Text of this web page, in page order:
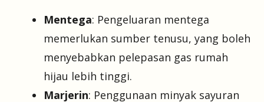
Mentega: Pengeluaran mentega
memerlukan sumber tenusu, yang boleh
menyebabkan pelepasan gas rumah
hijau lebih tinggi.
Marjerin: Penggunaan minyak sayuran